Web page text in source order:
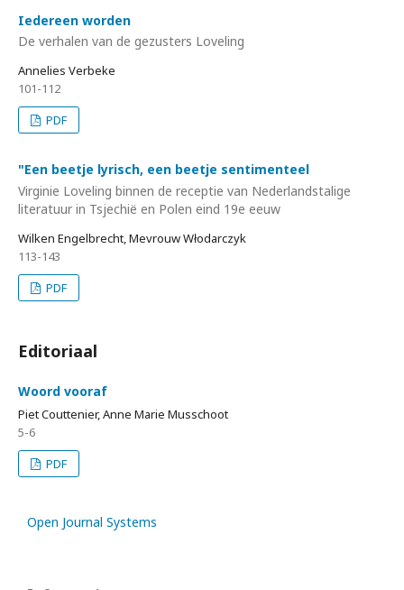
Iedereen worden
De verhalen van de gezusters Loveling
Annelies Verbeke
101-112
PDF
"Een beetje lyrisch, een beetje sentimenteel
Virginie Loveling binnen de receptie van Nederlandstalige
literatuur in Tsjechië en Polen eind 19e eeuw
Wilken Engelbrecht, Mevrouw Włodarczyk
113-143
PDF
Editoriaal
Woord vooraf
Piet Couttenier, Anne Marie Musschoot
5-6
PDF
Open Journal Systems